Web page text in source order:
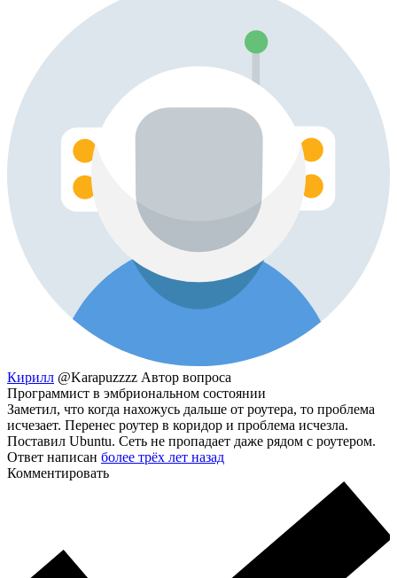
Кирилл @Karapuzzzz Автор вопроса
Программист в эмбриональном состоянии
Заметил, что когда нахожусь дальше от роутера, то проблема
исчезает. Перенес роутер в коридор и проблема исчезла.
Поставил Ubuntu. Сеть не пропадает даже рядом с роутером.
Ответ написан более трёх лет назад
Комментировать